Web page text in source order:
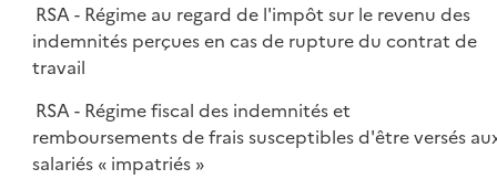
RSA - Régime au regard de l'impôt sur le revenu des
indemnités perçues en cas de rupture du contrat de
travail
RSA - Régime fiscal des indemnités et
remboursements de frais susceptibles d'être versés
salariés « impatriés »